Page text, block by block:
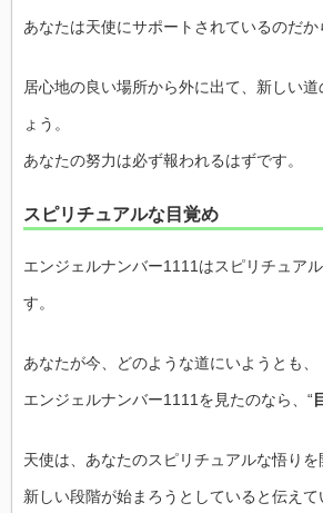
あなたは天使にサポートされているのだか
居心地の良い場所から外に出て、新しい
ょう。
あなたの努力は必ず報われるはずです。
スピリチュアルな目覚め
エンジェルナンバー1111はスピリチュア
す。
あなたが今、どのような道にいようとも、
エンジェルナンバー1111を見たのなら、“
天使は、あなたのスピリチュアルな悟りを
新しい段階が始まろうとしていると伝えて